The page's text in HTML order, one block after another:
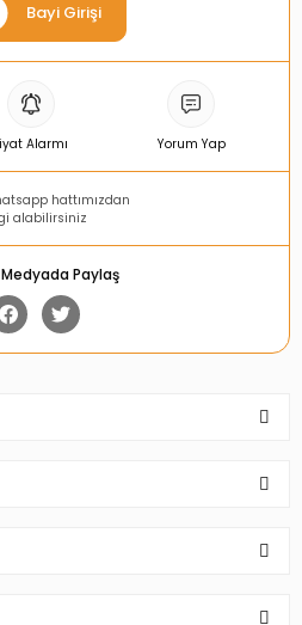
Bayi Girişi
Alarmı Yorum Yap
hattımızdan
alabilirsiniz
Paylaş